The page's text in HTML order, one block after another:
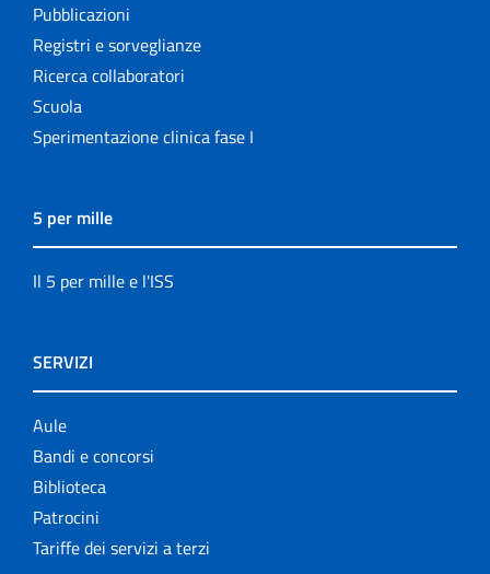
Pubblicazioni
Registri e sorveglianze
Ricerca collaboratori
Scuola
Sperimentazione clinica fase I
5 per mille
Il 5 per mille e l'ISS
SERVIZI
Aule
Bandi e concorsi
Biblioteca
Patrocini
Tariffe dei servizi a terzi